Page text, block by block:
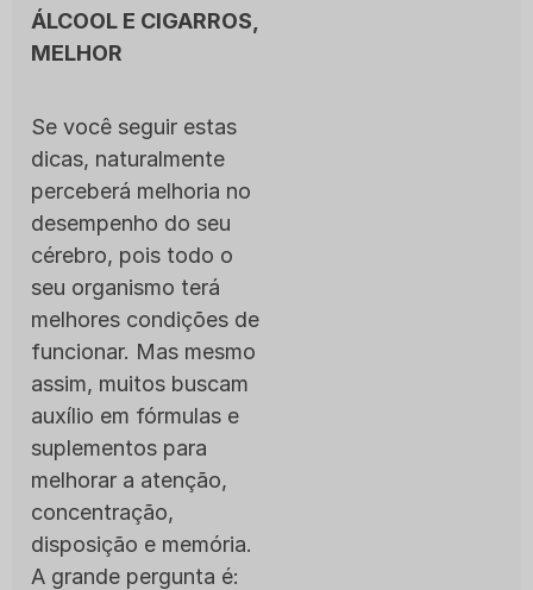
ÁLCOOL E CIGARROS,
MELHOR
Se você seguir estas
dicas, naturalmente
perceberá melhoria no
desempenho do seu
cérebro, pois todo o
seu organismo terá
melhores condições de
funcionar. Mas mesmo
assim, muitos buscam
auxílio em fórmulas e
suplementos para
melhorar a atenção,
concentração,
disposição e memória.
A grande pergunta é: